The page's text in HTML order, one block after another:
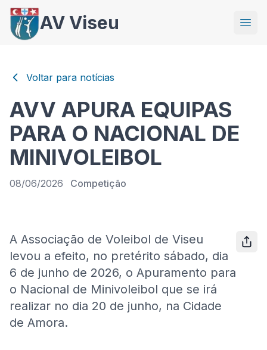
AV Viseu
Voltar para notícias
AVV APURA EQUIPAS
PARA O NACIONAL DE
MINIVOLEIBOL
08/06/2026 Competição
A Associação de Voleibol de Viseu
levou a efeito, no pretérito sábado, dia
6 de junho de 2026, o Apuramento para
o Nacional de Minivoleibol que se irá
realizar no dia 20 de junho, na Cidade
de Amora.